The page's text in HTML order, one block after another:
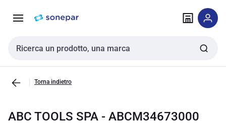
navigazione alla
Cerca input
Torna indietro
ABC TOOLS SPA - ABCM34673000